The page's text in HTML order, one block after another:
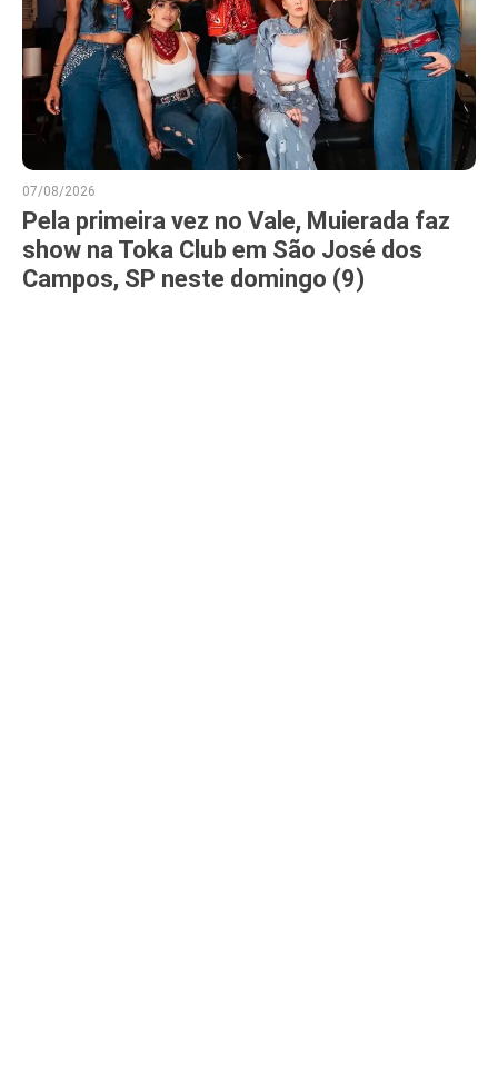
07/08/2026
Pela primeira vez no Vale, Muierada faz
show na Toka Club em São José dos
Campos, SP neste domingo (9)